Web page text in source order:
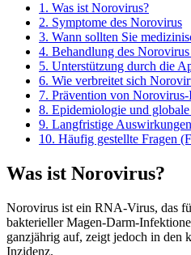
1. Was ist Norovirus?
2. Symptome des Norovirus
3. Wann sollten Sie
4. Behandlung des
5. Unterstützung durch die
6. Wie verbreitet sich
7. Prävention von
8. Epidemiologie und
9. Langfristige
10. Häufig gestellte Fragen
Was ist Norovirus?
Norovirus ist ein RNA-Virus, das
bakterieller Magen-Darm-
ganzjährig auf, zeigt jedoch in den
Inzidenz.